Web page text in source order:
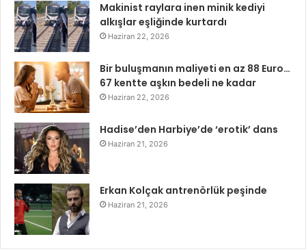
Makinist raylara inen minik kediyi
alkışlar eşliğinde kurtardı
Haziran 22, 2026
Bir buluşmanın maliyeti en az 88 Euro…
67 kentte aşkın bedeli ne kadar
Haziran 22, 2026
Hadise’den Harbiye’de ‘erotik’ dans
Haziran 21, 2026
Erkan Kolçak antrenörlük peşinde
Haziran 21, 2026